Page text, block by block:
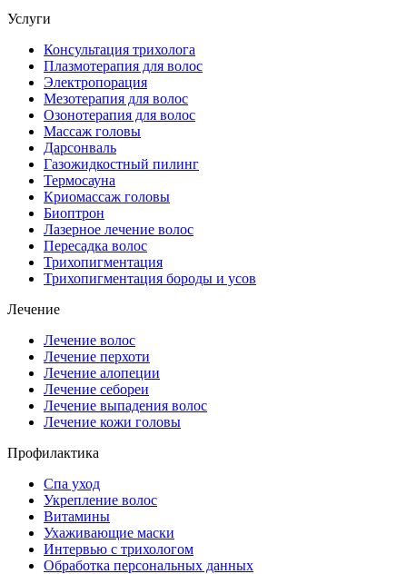
Услуги
Консультация трихолога
Плазмотерапия для волос
Электропорация
Мезотерапия для волос
Озонотерапия для волос
Массаж головы
Дарсонваль
Газожидкостный пилинг
Термосауна
Криомассаж головы
Биоптрон
Лазерное лечение волос
Пересадка волос
Трихопигментация
Трихопигментация бороды и усов
Лечение
Лечение волос
Лечение перхоти
Лечение алопеции
Лечение себореи
Лечение выпадения волос
Лечение кожи головы
Профилактика
Спа уход
Укрепление волос
Витамины
Ухаживающие маски
Интервью с трихологом
Обработка персональных данных